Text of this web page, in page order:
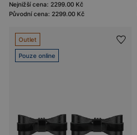
Nejnižší cena: 2299.00 Kč
Původní cena: 2299.00 Kč
Outlet
Pouze online